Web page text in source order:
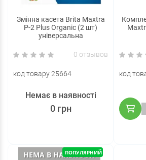
Змінна касета Brita Maxtra
Р-2 Plus Organic (2 шт)
універсальна
0 отзывов
код товару 25664
0 грн
Немає в наявності
код
НЕМА В НАЯВНОСТІ
ПОПУЛЯРНИЙ